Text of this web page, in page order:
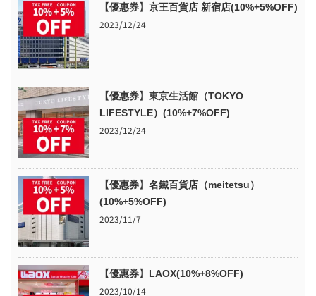
【優惠券】京王百貨店 新宿店(10%+5%OFF)
2023/12/24
【優惠券】東京生活館（TOKYO
LIFESTYLE）(10%+7%OFF)
2023/12/24
【優惠券】名鐵百貨店（meitetsu）
(10%+5%OFF)
2023/11/7
【優惠券】LAOX(10%+8%OFF)
2023/10/14